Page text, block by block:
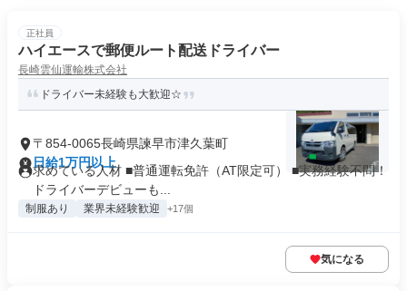
正社員
ハイエースで郵便ルート配送ドライバー
長崎雲仙運輸株式会社
ドライバー未経験も大歓迎☆
〒854-0065長崎県諫早市津久葉町
日給1万円以上
求めている人材 ■普通運転免許（AT限定可） ■実務経験不問！
ドライバーデビューも...
制服あり 業界未経験歓迎 +17個
気になる